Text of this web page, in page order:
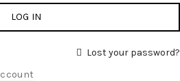
LOG IN
Lost your password?